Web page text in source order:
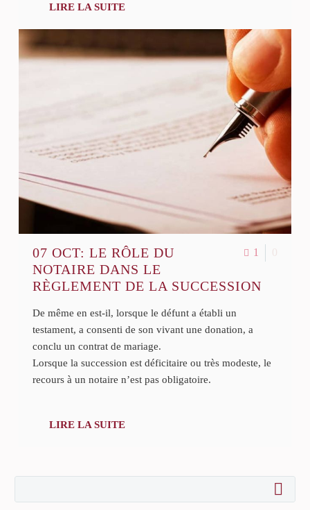
LIRE LA SUITE
1 0
07 OCT: LE RÔLE DU
NOTAIRE DANS LE
RÈGLEMENT DE LA SUCCESSION
De même en est-il, lorsque le défunt a établi un
testament, a consenti de son vivant une donation, a
conclu un contrat de mariage.
Lorsque la succession est déficitaire ou très modeste, le
recours à un notaire n’est pas obligatoire.
LIRE LA SUITE